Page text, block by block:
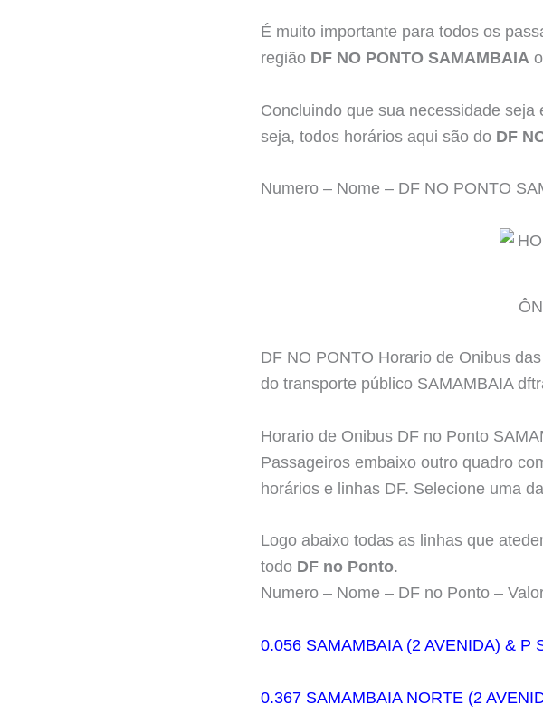
É muito importante para todos os
região DF NO PONTO SAMAMBAIA
Concluindo que sua necessidade
seja, todos horários aqui são do DF
Numero – Nome – DF NO PONTO
DF NO PONTO Horario de Onibus
do transporte público SAMAMBAIA
Horario de Onibus DF no Ponto
Passageiros embaixo outro quadro
horários e linhas DF. Selecione uma
Logo abaixo todas as linhas que
todo DF no Ponto.
Numero – Nome – DF no Ponto –
0.056 SAMAMBAIA (2 AVENIDA) & P
0.367 SAMAMBAIA NORTE (2